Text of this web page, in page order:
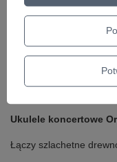
Ukulele koncertowe
Łączy szlachetne